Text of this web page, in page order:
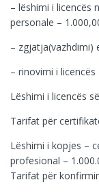
– lëshimi i licencës
personale –
– zgjatja(vazhdimi)
– rinovimi i licencës
Lëshimi i licencës
Tarifat për
Lëshimi i kopjes –
profesional –
Tarifat për